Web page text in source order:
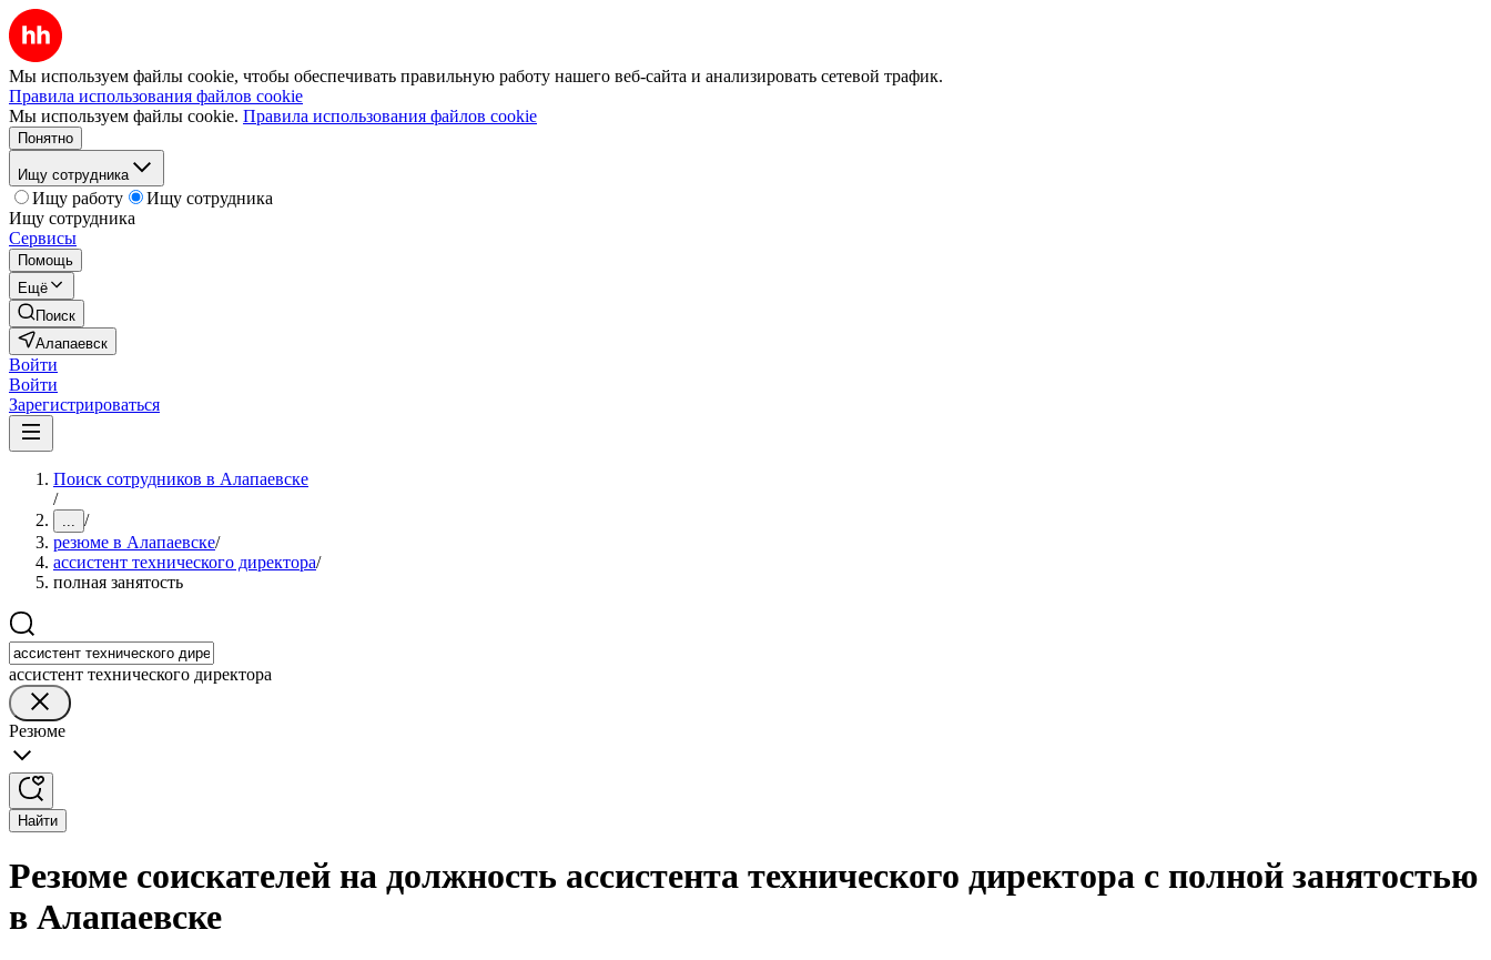
Мы используем файлы cookie, чтобы обеспечивать правильную работу нашего веб-сайта и анализировать сетевой трафик.
Правила использования файлов cookie
Мы используем файлы cookie. Правила использования файлов cookie
Понятно
Ищу сотрудника
Ищу работу
Ищу сотрудника
Ищу сотрудника
Сервисы
Помощь
Ещё
Поиск
Алапаевск
Войти
Войти
Зарегистрироваться
Поиск сотрудников в Алапаевске
/
... /
резюме в Алапаевске/
ассистент технического директора/
полная занятость
ассистент технического директора
Резюме
Найти
Резюме соискателей на должность ассистента технического директора с полной занятостью
в Алапаевске